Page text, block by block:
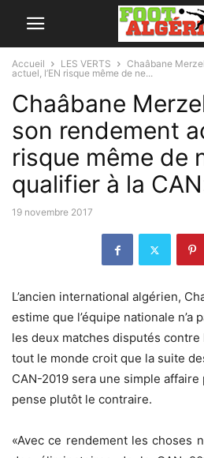
Accueil LES VERTS
Chaâbane
actuel, l’EN risque même de ne...
Chaâbane
son rendement
risque même de
qualifier à la
19 novembre 2017
L’ancien international algérien,
estime que l’équipe nationale n’a
les deux matches disputés contre
tout le monde croit que la suite
CAN-2019 sera une simple
pense plutôt le contraire.
«Avec ce rendement les choses